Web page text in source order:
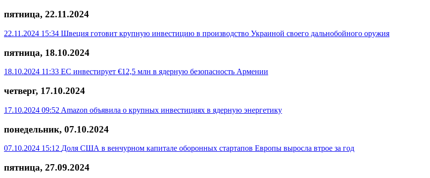
пятница, 22.11.2024
22.11.2024 15:34 Швеция готовит крупную инвестицию в производство Украиной своего дальнобойного оружия
пятница, 18.10.2024
18.10.2024 11:33 ЕС инвестирует €12,5 млн в ядерную безопасность Армении
четверг, 17.10.2024
17.10.2024 09:52 Amazon объявила о крупных инвестициях в ядерную энергетику
понедельник, 07.10.2024
07.10.2024 15:12 Доля США в венчурном капитале оборонных стартапов Европы выросла втрое за год
пятница, 27.09.2024